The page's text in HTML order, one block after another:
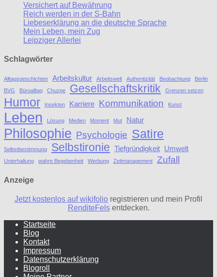
Versichert auf Bewährung
Reich werden in der S-Bahn
Liebeserklärung an die deutsche Sprache
Mein Leben, mein Zug
Leipziger Allerlei
Schlagwörter
Alltagsgeschichten Arbeitskultur Arbeitswelt Authentizität Beobachtung
Berlin
BVG
Büroalltag Chuzpe Gesellschaftskritik Grenzen setzen
Humor Insekten Karriere Kommunikation Kunst
Leben Lösung Medien Moment Mut Natur
Philosophie Psychologie Satire
Selbstbestimmung Selbstironie Tiefgründigkeit Umwelt
Unterhaltung wahre Begebenheit Werbung Zeitmanagement Zufall
Anzeige
Jetzt kostenlos auf wikifolio registrieren und mein Profil
RenditeFelsentdecken.
Startseite
Blog
Kontakt
Impressum
Datenschutzerklärung
Blogroll